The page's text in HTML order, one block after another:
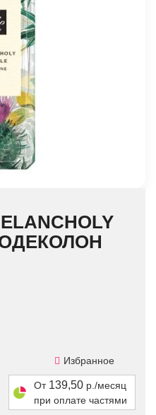
ОДЕКОЛОН
Избранное
От 139,50 р./месяц
при оплате частями